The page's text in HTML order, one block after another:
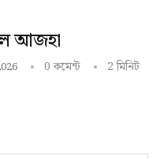
আজহা
0 কমেন্ট
2 মিনিট